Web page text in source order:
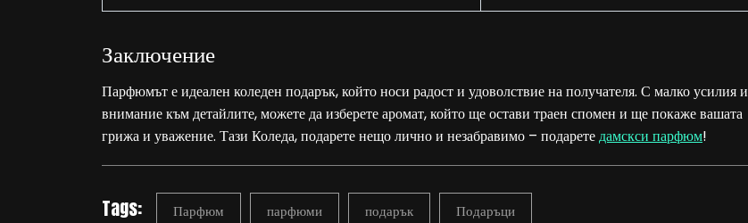
Заключение
Парфюмът е идеален коледен подарък, който носи радост и удоволствие на получателя. С малко усилия и
внимание към детайлите, можете да изберете аромат, който ще остави траен спомен и ще покаже вашата
грижа и уважение. Тази Коледа, подарете нещо лично и незабравимо – подаретедамскси парфюм!
Tags: Парфюм парфюми подарък Подаръци